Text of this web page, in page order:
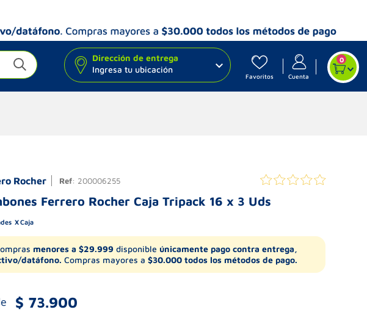
Dirección de entrega
Ingresa tu ubicación
Favoritos Cuenta
0
Rocher Ref: 200006255
Ferrero Rocher Caja Tripack 16 x 3 Uds
Caja
menores a $29.999 disponible únicamente pago contra entrega,
datáfono. Compras mayores a $30.000 todos los métodos de pago.
$ 73.900